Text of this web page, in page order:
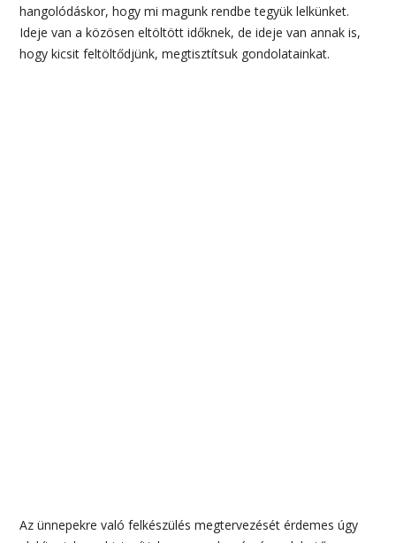
hangolódáskor, hogy mi magunk rendbe tegyük lelkünket.
Ideje van a közösen eltöltött időknek, de ideje van annak is,
hogy kicsit feltöltődjünk, megtisztítsuk gondolatainkat.
Az ünnepekre való felkészülés megtervezését érdemes úgy